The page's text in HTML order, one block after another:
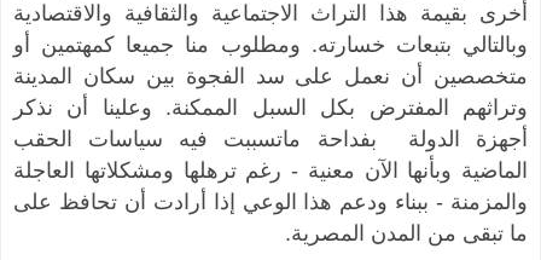
أخرى بقيمة هذا التراث الاجتماعية والثقافية والاقتصادية
وبالتالي بتبعات خسارته. ومطلوب منا جميعا كمهتمين أو
متخصصين أن نعمل على سد الفجوة بين سكان المدينة
وتراثهم المفترض بكل السبل الممكنة. وعلينا أن نذكر
أجهزة الدولة بفداحة ماتسببت فيه سياسات الحقب
الماضية وبأنها الآن معنية - رغم ترهلها ومشكلاتها العاجلة
والمزمنة - ببناء ودعم هذا الوعي إذا أرادت أن تحافظ على
ما تبقى من المدن المصرية.